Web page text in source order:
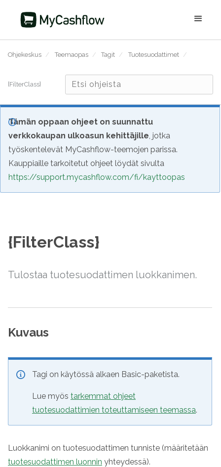
Ohjekeskus / Teemaopas / Tagit / Tuotesuodattimet /
{FilterClass}
Tämän oppaan ohjeet on suunnattu
verkkokaupan ulkoasun kehittäjille, jotka
työskentelevät MyCashflow-teemojen parissa.
Kauppiaille tarkoitetut ohjeet löydät sivulta
https://support.mycashflow.com/fi/kayttoopas
{FilterClass}
Tulostaa tuotesuodattimen luokkanimen.
Kuvaus
Tagi on käytössä alkaen Basic-paketista.
Lue myös tarkemmat ohjeet
tuotesuodattimien toteuttamiseen teemassa.
Luokkanimi on tuotesuodattimen tunniste (määritetään
tuotesuodattimen luonnin yhteydessä).